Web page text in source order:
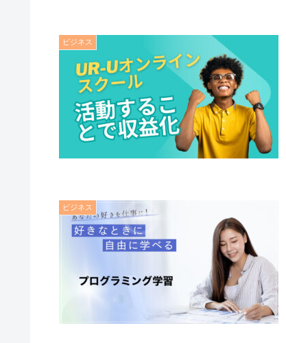
ビジネス
ビジネス